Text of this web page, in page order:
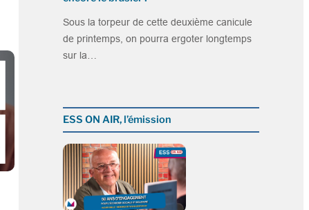
Sous la torpeur de cette deuxième canicule
de printemps, on pourra ergoter longtemps
sur la…
ESS ON AIR, l’émission